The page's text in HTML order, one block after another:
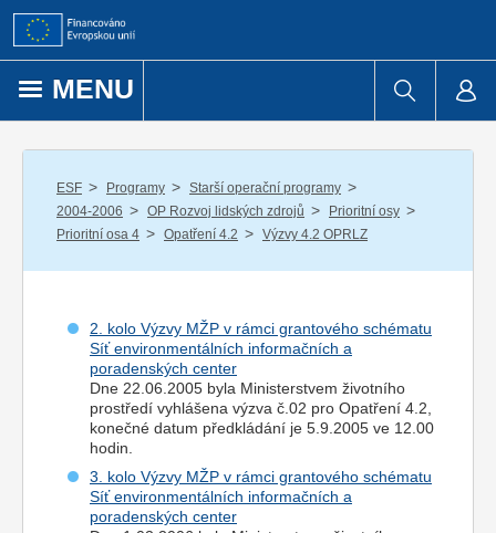
Přejít k obsahu
MENU
ESF / Programy / Starší operační programy /
2004-2006 / OP Rozvoj lidských zdrojů / Prioritní osy /
Prioritní osa 4 / Opatření 4.2 / Výzvy 4.2 OPRLZ
2. kolo Výzvy MŽP v rámci grantového schématu
Síť environmentálních informačních a
poradenských center
Dne 22.06.2005 byla Ministerstvem životního
prostředí vyhlášena výzva č.02 pro Opatření 4.2,
konečné datum předkládání je 5.9.2005 ve 12.00
hodin.
3. kolo Výzvy MŽP v rámci grantového schématu
Síť environmentálních informačních a
poradenských center